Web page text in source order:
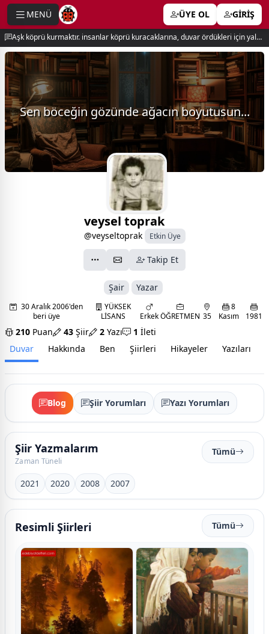
MENÜ ÜYE OL GİRİŞ
Aşk köprü kurmaktır. insanlar köprü kuracaklarına, duvar ördükleri için yalnız kalırlar. newton
Sen böceğin gözünde ağacın boyutusun...
veysel toprak
@veyseltoprak Etkin Üye
Takip Et
Şair Yazar
30 Aralık 2006'den
beri üye
YÜKSEK
LİSANS
Erkek ÖĞRETMEN 35
8
Kasım
1981
210 Puan 43 Şiir 2 Yazı 1 İleti
Duvar
Hakkında Ben Şiirleri Hikayeler Yazıları
Blog Şiir Yorumları Yazı Yorumları
Şiir Yazmalarım
Zaman Tüneli
Tümü
2021 2020 2008 2007
Resimli Şiirleri Tümü
menu